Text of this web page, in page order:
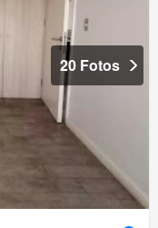
20 Fotos